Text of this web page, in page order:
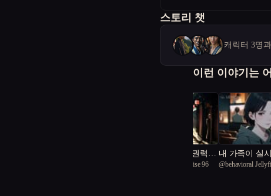
스토리 챗
캐릭터 3명
이런 이야기는
나는 하층민인데 권력의
vivid European tortoise 96
내 가족이 실
개된다
@behavioral